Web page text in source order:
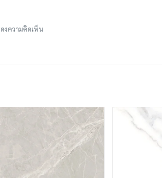
งความคิดเห็น